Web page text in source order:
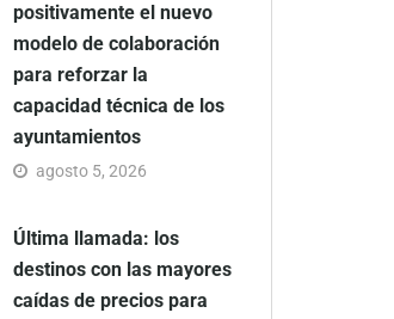
positivamente el nuevo
modelo de colaboración
para reforzar la
capacidad técnica de los
ayuntamientos
agosto 5, 2026
Última llamada: los
destinos con las mayores
caídas de precios para